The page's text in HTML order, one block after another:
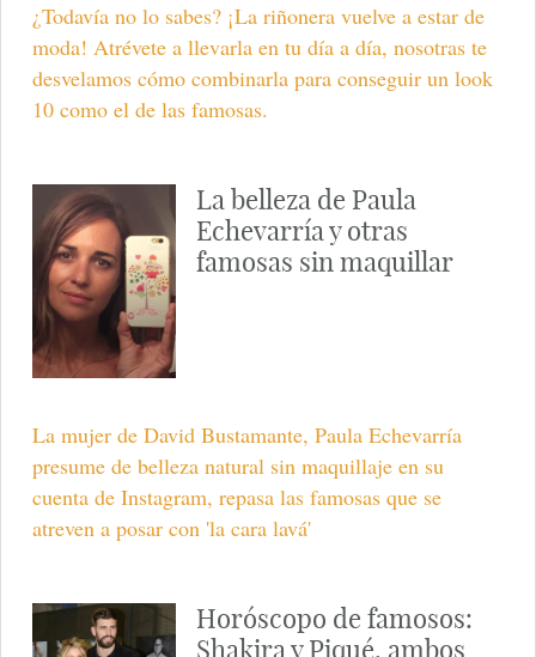
¿Todavía no lo sabes? ¡La riñonera vuelve a estar de
moda! Atrévete a llevarla en tu día a día, nosotras te
desvelamos cómo combinarla para conseguir un look
10 como el de las famosas.
La belleza de Paula
Echevarría y otras
famosas sin maquillar
La mujer de David Bustamante, Paula Echevarría
presume de belleza natural sin maquillaje en su
cuenta de Instagram, repasa las famosas que se
atreven a posar con 'la cara lavá'
Horóscopo de famosos:
Shakira y Piqué, ambos